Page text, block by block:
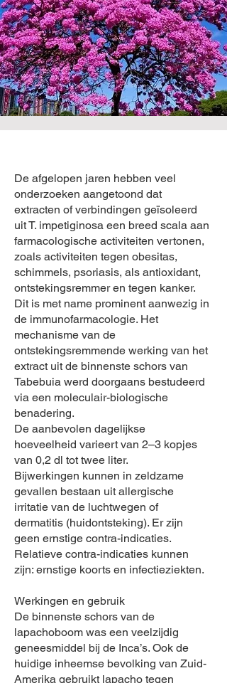
De afgelopen jaren hebben veel
onderzoeken aangetoond dat
extracten of verbindingen geïsoleerd
uit T. impetiginosa een breed scala aan
farmacologische activiteiten vertonen,
zoals activiteiten tegen obesitas,
schimmels, psoriasis, als antioxidant,
ontstekingsremmer en tegen kanker.
Dit is met name prominent aanwezig in
de immunofarmacologie. Het
mechanisme van de
ontstekingsremmende werking van het
extract uit de binnenste schors van
Tabebuia werd doorgaans bestudeerd
via een moleculair-biologische
benadering.
De aanbevolen dagelijkse
hoeveelheid varieert van 2–3 kopjes
van 0,2 dl tot twee liter.
Bijwerkingen kunnen in zeldzame
gevallen bestaan uit allergische
irritatie van de luchtwegen of
dermatitis (huidontsteking). Er zijn
geen ernstige contra-indicaties.
Relatieve contra-indicaties kunnen
zijn: ernstige koorts en infectieziekten.
Werkingen en gebruik
De binnenste schors van de
lapachoboom was een veelzijdig
geneesmiddel bij de Inca’s. Ook de
huidige inheemse bevolking van Zuid-
Amerika gebruikt lapacho tegen